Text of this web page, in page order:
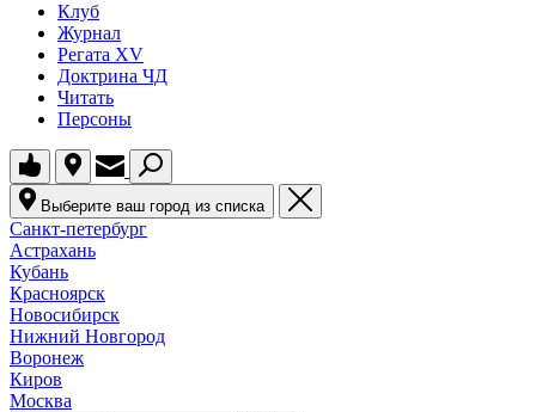
Клуб
Журнал
Регата XV
Доктрина ЧД
Читать
Персоны
Выберите ваш город из списка
Санкт-петербург
Астрахань
Кубань
Красноярск
Новосибирск
Нижний Новгород
Воронеж
Киров
Москва